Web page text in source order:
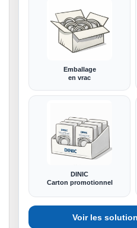
Emballage
en vrac
DINIC
Carton promotionnel
Voir les